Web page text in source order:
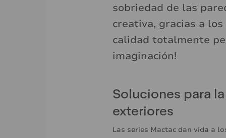
sobriedad de las
creativa, gracias a
calidad totalmente
imaginación!
Soluciones para
exteriores
Las series Mactac dan vida a